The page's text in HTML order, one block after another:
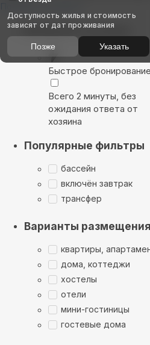
Показать на карте
Выбирайте лучшее
Быстрое бронирование
Всего 2 минуты, без
ожидания ответа от
хозяина
Популярные фильтры
бассейн
включён завтрак
трансфер
Варианты размещения
квартиры,
дома, коттеджи
хостелы
отели
мини-гостиницы
гостевые дома
Доступность жилья и стоимость
зависят от дат проживания
Позже Указать